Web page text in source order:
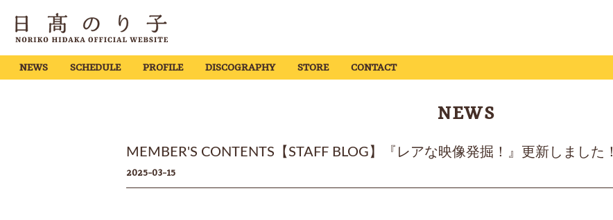
NEWS SCHEDULE PROFILE DISCOGRAPHY STORE CONTACT
NEWS
MEMBER'S CONTENTS【STAFF BLOG】『レアな映像発掘！』更新しました！
2025-03-15